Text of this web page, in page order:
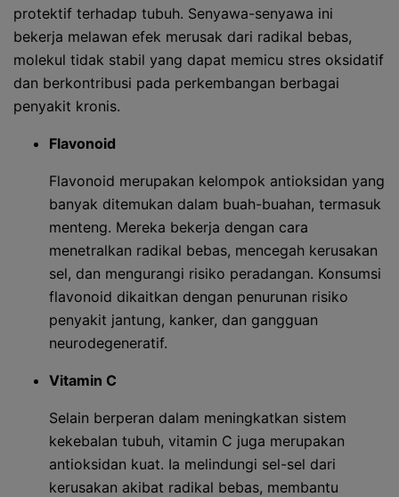
protektif terhadap tubuh. Senyawa-senyawa ini
bekerja melawan efek merusak dari radikal bebas,
molekul tidak stabil yang dapat memicu stres oksidatif
dan berkontribusi pada perkembangan berbagai
penyakit kronis.
Flavonoid
Flavonoid merupakan kelompok antioksidan yang
banyak ditemukan dalam buah-buahan, termasuk
menteng. Mereka bekerja dengan cara
menetralkan radikal bebas, mencegah kerusakan
sel, dan mengurangi risiko peradangan. Konsumsi
flavonoid dikaitkan dengan penurunan risiko
penyakit jantung, kanker, dan gangguan
neurodegeneratif.
Vitamin C
Selain berperan dalam meningkatkan sistem
kekebalan tubuh, vitamin C juga merupakan
antioksidan kuat. Ia melindungi sel-sel dari
kerusakan akibat radikal bebas, membantu